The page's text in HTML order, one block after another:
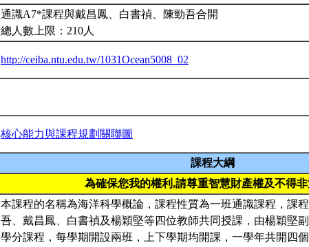
通識A7*課程與戴昌鳳、白書禎、陳勁吾合開
總人數上限：210人
http://ceiba.ntu.edu.tw/1031Ocean5008_02
核心能力與課程規劃關聯圖
課程大綱
為確保您我的權利,請尊重智慧財產權及不得
本課程的名稱為海洋科學概論，課程性質為一班通識課程，課
吾、戴昌鳳、白書禎及楊穎堅等四位教師共同授課，由楊穎堅
學分課程，每學期開設兩班，上下學期均開課，一學年共開四